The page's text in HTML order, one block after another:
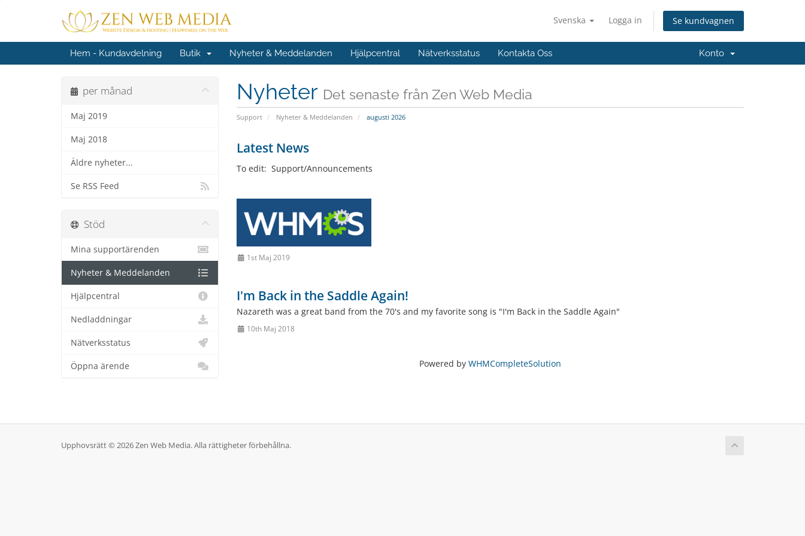
Svenska Logga in Se kundvagnen
Hem - Kundavdelning Butik Nyheter & Meddelanden Hjälpcentral Nätverksstatus Kontakta Oss Konto
Nyheter Det senaste från Zen Web Media
Support Nyheter & Meddelanden augusti 2026
per månad
Maj 2019
Maj 2018
Äldre nyheter...
Se RSS Feed
Latest News
To edit: Support/Announcements
1st Maj 2019
I'm Back in the Saddle Again!
Nazareth was a great band from the 70's and my favorite song is "I'm Back in the Saddle Again"
10th Maj 2018
Powered by WHMCompleteSolution
Stöd
Mina supportärenden
Nyheter & Meddelanden
Hjälpcentral
Nedladdningar
Nätverksstatus
Öppna ärende
Upphovsrätt © 2026 Zen Web Media. Alla rättigheter förbehållna.